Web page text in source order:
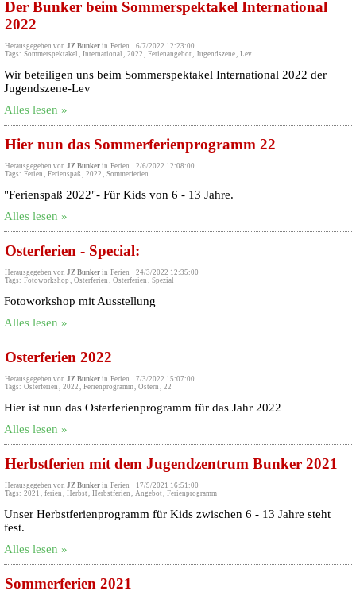
Der Bunker beim Sommerspektakel International
2022
Herausgegeben von JZ Bunker in Ferien · 6/7/2022 12:23:00
Tags: Sommerspektakel , International , 2022 , Ferienangebot , Jugendszene, Lev
Wir beteiligen uns beim Sommerspektakel International 2022 der
Jugendszene-Lev
Alles lesen »
Hier nun das Sommerferienprogramm 22
Herausgegeben von JZ Bunker in Ferien · 2/6/2022 12:08:00
Tags: Ferien , Ferienspaß , 2022 , Sommerferien
"Ferienspaß 2022"- Für Kids von 6 - 13 Jahre.
Alles lesen »
Osterferien - Special:
Herausgegeben von JZ Bunker in Ferien · 24/3/2022 12:35:00
Tags: Fotoworkshop , Osterferien , Osterferien , Spezial
Fotoworkshop mit Ausstellung
Alles lesen »
Osterferien 2022
Herausgegeben von JZ Bunker in Ferien · 7/3/2022 15:07:00
Tags: Osterferien , 2022 , Ferienprogramm, Ostern , 22
Hier ist nun das Osterferienprogramm für das Jahr 2022
Alles lesen »
Herbstferien mit dem Jugendzentrum Bunker 2021
Herausgegeben von JZ Bunker in Ferien · 17/9/2021 16:51:00
Tags: 2021 , ferien , Herbst , Herbstferien , Angebot , Ferienprogramm
Unser Herbstferienprogramm für Kids zwischen 6 - 13 Jahre steht
fest.
Alles lesen »
Sommerferien 2021